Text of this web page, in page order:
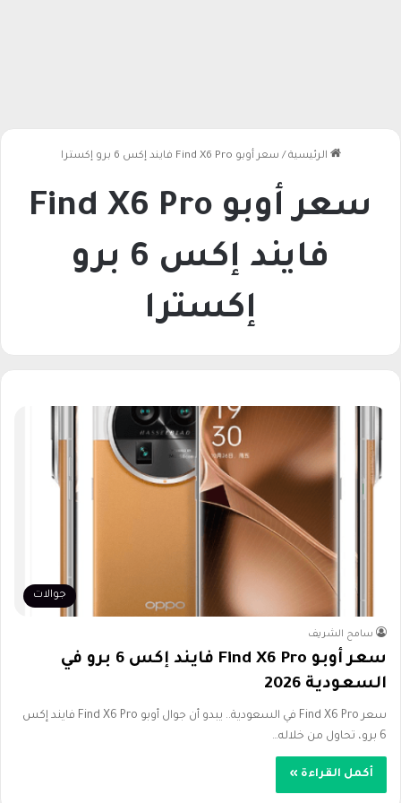
الرئيسية / سعر أوبو Find X6 Pro فايند إكس 6 برو إكسترا
سعر أوبو Find X6 Pro
فايند إكس 6 برو
إكسترا
جوالات
سامح الشريف
سعر أوبو Find X6 Pro فايند إكس 6 برو في
السعودية 2026
سعر Find X6 Pro في السعودية.. يبدو أن جوال أوبو Find X6 Pro فايند إكس
6 برو، تحاول من خلاله…
أكمل القراءة »